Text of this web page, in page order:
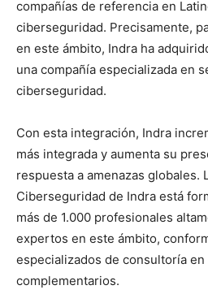
compañías de referencia en
ciberseguridad. Precisamente,
en este ámbito, Indra ha
una compañía especializada en
ciberseguridad.
Con esta integración, Indra
más integrada y aumenta su
respuesta a amenazas globales.
Ciberseguridad de Indra está
más de 1.000 profesionales
expertos en este ámbito,
especializados de consultoría
complementarios.